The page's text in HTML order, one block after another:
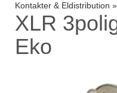
Kontakter & Eldistribution »
XLR
Eko